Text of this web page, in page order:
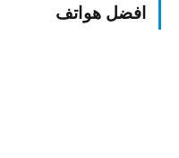
افضل هواتف